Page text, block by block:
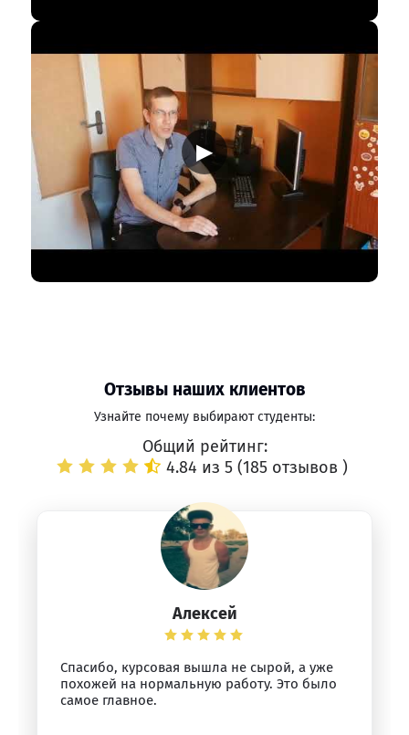
▶
Отзывы наших клиентов
Узнайте почему выбирают студенты:
Общий рейтинг:
4.84 из 5 (185 отзывов )
Алексей
Спасибо, курсовая вышла не сырой, а уже
похожей на нормальную работу. Это было
самое главное.